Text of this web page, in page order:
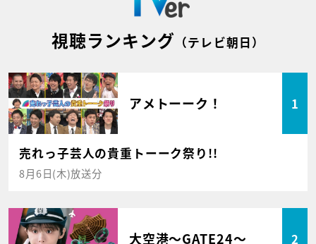
視聴ランキング （テレビ朝日）
アメトーーク！ 1
売れっ子芸人の貴重トーーク祭り!!
8月6日(木)放送分
大空港～GATE24～ 2